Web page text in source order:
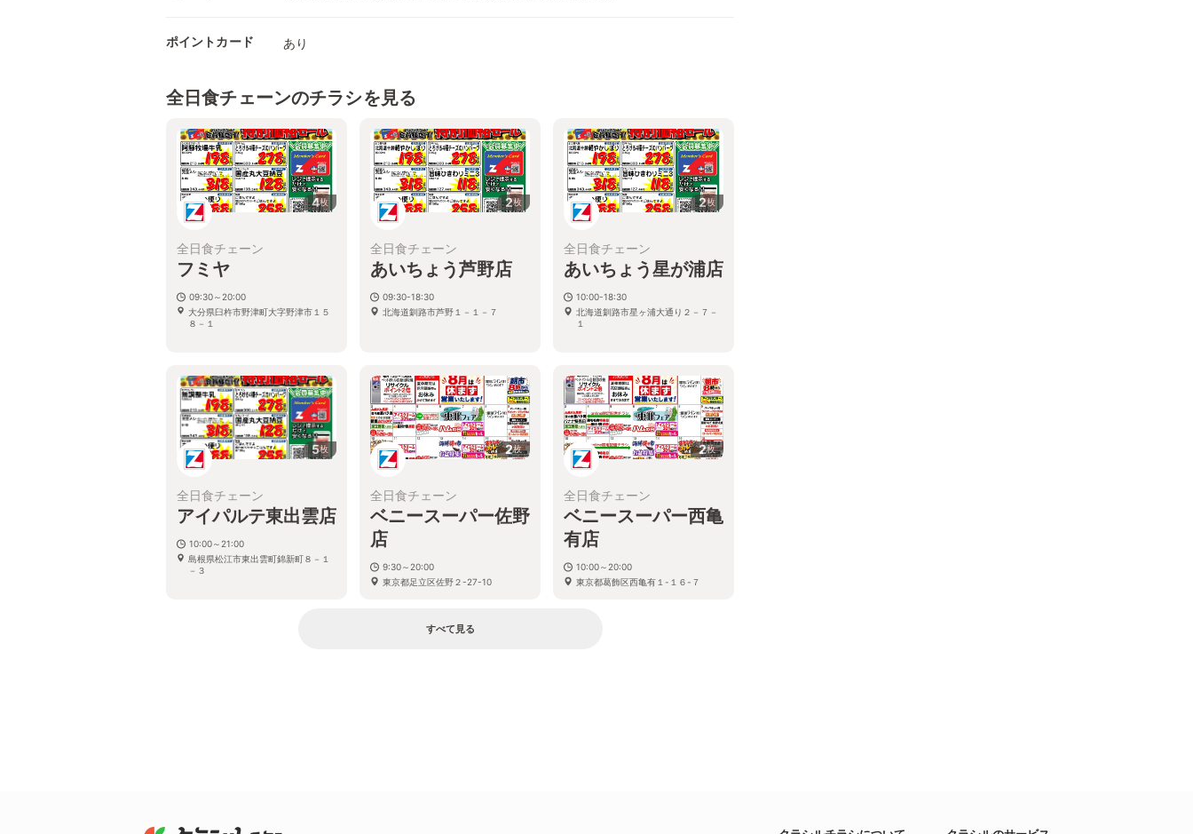
ポイントカード あり
全日食チェーンのチラシを見る
4枚
全日食チェーン
フミヤ
09:30～20:00
大分県臼杵市野津町大字野津市１５
８－１
2枚
全日食チェーン
あいちょう芦野店
09:30-18:30
北海道釧路市芦野１－１－７
2枚
全日食チェーン
あいちょう星が浦店
10:00-18:30
北海道釧路市星ヶ浦大通り２－７－
１
5枚
全日食チェーン
アイパルテ東出雲店
10:00～21:00
島根県松江市東出雲町錦新町８－１
－３
2枚
全日食チェーン
ベニースーパー佐野
店
9:30～20:00
東京都足立区佐野２-27-10
2枚
全日食チェーン
ベニースーパー西亀
有店
10:00～20:00
東京都葛飾区西亀有１-１６-７
すべて見る